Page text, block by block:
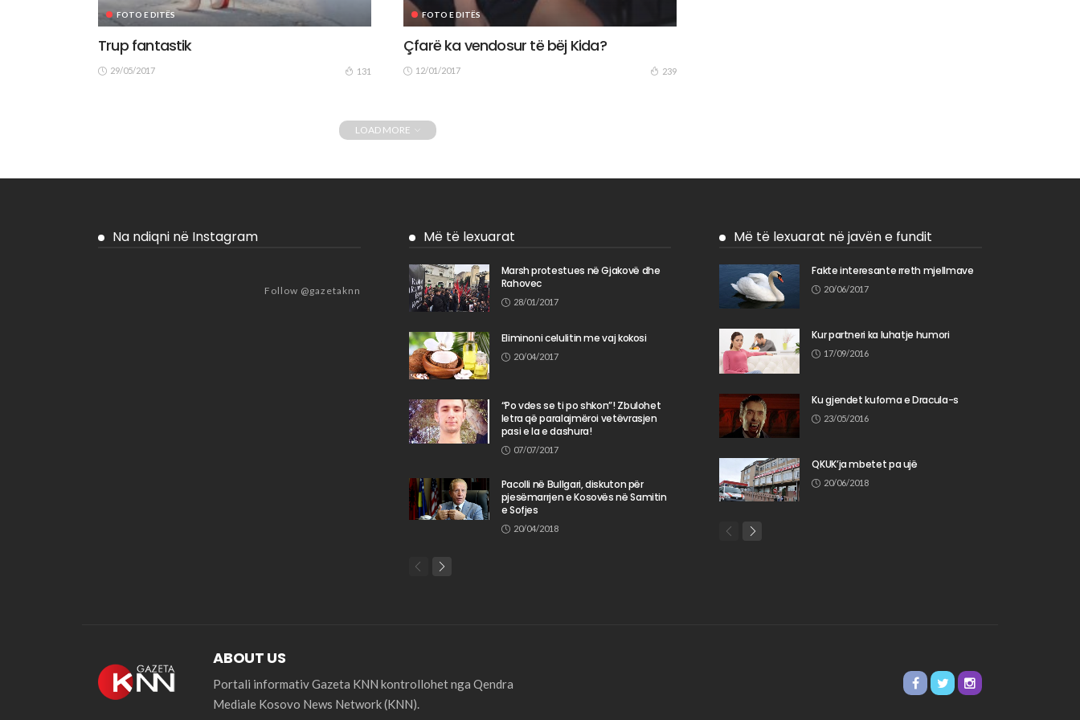
FOTO E DITËS
Trup fantastik
29/05/2017 131
FOTO E DITËS
Çfarë ka vendosur të bëj Kida?
12/01/2017 239
LOAD MORE
Na ndiqni në Instagram
Follow @gazetaknn
Më të lexuarat
Marsh protestues në Gjakovë dhe
Rahovec
28/01/2017
Eliminoni celulitin me vaj kokosi
20/04/2017
“Po vdes se ti po shkon”! Zbulohet
letra që paralajmëroi vetëvrasjen
pasi e la e dashura!
07/07/2017
Pacolli në Bullgari, diskuton për
pjesëmarrjen e Kosovës në Samitin
e Sofjes
20/04/2018
Më të lexuarat në javën e fundit
Fakte interesante rreth mjellmave
20/06/2017
Kur partneri ka luhatje humori
17/09/2016
Ku gjendet kufoma e Dracula-s
23/05/2016
QKUK’ja mbetet pa ujë
20/06/2018
ABOUT US
Portali informativ Gazeta KNN kontrollohet nga Qendra
Mediale Kosovo News Network (KNN).